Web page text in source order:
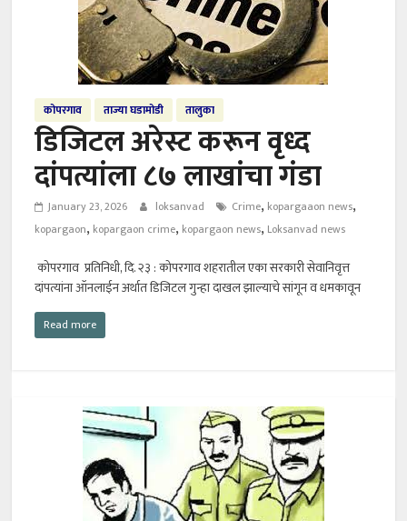
कोपरगाव ताज्या घडामोडी तालुका
डिजिटल अरेस्ट करून वृध्द
दांपत्यांला ८७ लाखांचा गंडा
January 23, 2026 loksanvad Crime, kopargaaon news,
kopargaon, kopargaon crime, kopargaon news, Loksanvad news
कोपरगाव प्रतिनिधी, दि. २३ : कोपरगाव शहरातील एका सरकारी सेवानिवृत्त
दांपत्यांना ऑनलाईन अर्थात डिजिटल गुन्हा दाखल झाल्याचे सांगून व धमकावून
Read more